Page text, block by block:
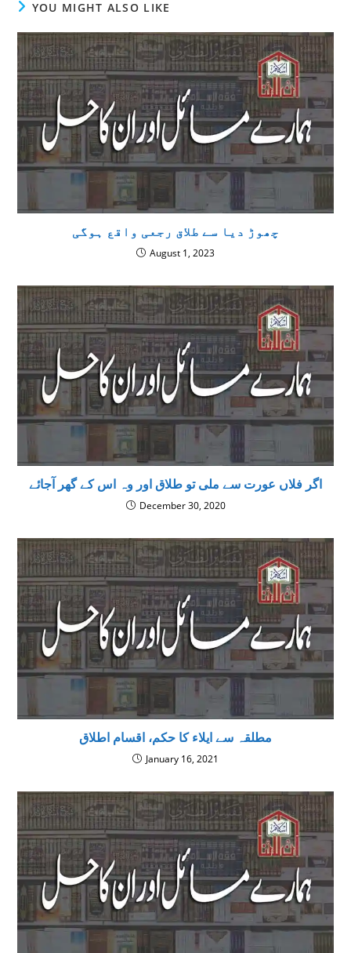
YOU MIGHT ALSO LIKE
چھوڑ دیا سے طلاق رجعی واقع ہوگی
August 1, 2023
اگر فلاں عورت سے ملى تو طلاق اور وہ اس كے گھر آجائے
December 30, 2020
مطلقہ سے ایلاء کا حکم، اقسام اطلاق
January 16, 2021